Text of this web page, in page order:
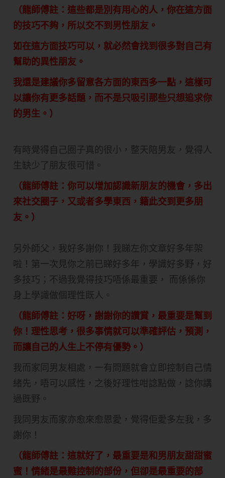
（龍師傅註：這些都是別有用心的人，你在這方面
的技巧不夠，所以交不到男性朋友。
如在這方面技巧可以，就必然會找到很多對自己有
幫助的異性朋友。
我還是建議你多留意各方面的東西多一點，這樣可
以讓你有更多話題，而不是只吸引那些只想追求你
的男生。）
有時覺得自己圈子真的很小，整天陪男友，覺得人
生缺少了朋友很可惜。
（龍師傅註：你可以增加認識新朋友的機會，多出
來社交圈子，又或者多學東西，籍此交到更多朋
友。）
另外師父，我好多謝你！我睇左你文章好多年架
啦！第一次見你之前已睇好多年，學識好多野，好
多技巧；不過我覺得技巧唔係最重要， 而係係你
身上學識做個理性既人。
（龍師傅註：好呀，謝謝你的讚賞，最重要是幫到
你！理性思考，很多事情就可以準確評估，預測，
而讓自己的人生上不停有優勢。）
我而家同男友相處，一有問題就會立即控制自己情
緒先，唔可以感性，之後好理性咁諗點做，諗你講
過既野。
我同男友而家亦愈來愈恩愛，覺得佢愛多左我，多
謝你！
（龍師傅註：這就好了，最重要是和男朋友甜甜蜜
蜜！情緒是最難控制的部份，但卻是最重要的部